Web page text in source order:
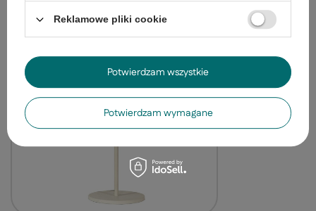
Ostatnio oglądane
PROMOCJA
Reklamowe pliki cookie
Potwierdzam wymagane
Potwierdzam wszystkie